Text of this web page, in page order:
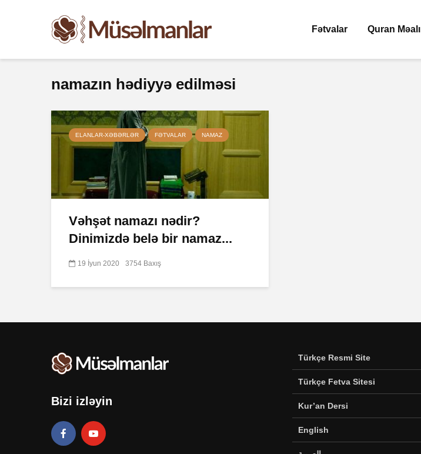
Fətvalar Quran Məalı
namazın hədiyyə edilməsi
ELANLAR-XƏBƏRLƏR FƏTVALAR NAMAZ
Vəhşət namazı nədir?
Dinimizdə belə bir namaz...
19 İyun 2020 3754 Baxış
Bizi izləyin
Türkçe Resmi Site
Türkçe Fetva Sitesi
Kur’an Dersi
English